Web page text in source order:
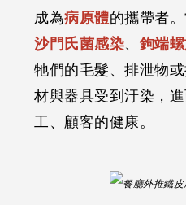
成為病原體的攜帶者
沙門氏菌感染、 鉤端
牠們的毛髮、排泄物
材與器具受到汙染，
工、顧客的健康。